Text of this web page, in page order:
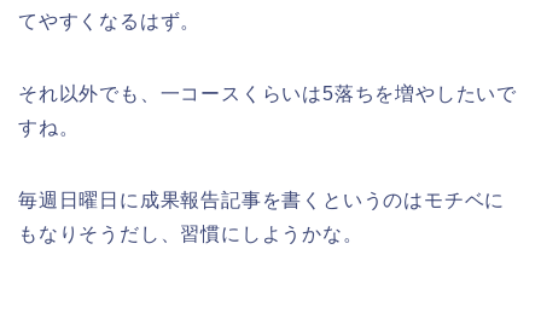
てやすくなるはず。
それ以外でも、一コースくらいは5落ちを増やしたいで
すね。
毎週日曜日に成果報告記事を書くというのはモチベに
もなりそうだし、習慣にしようかな。